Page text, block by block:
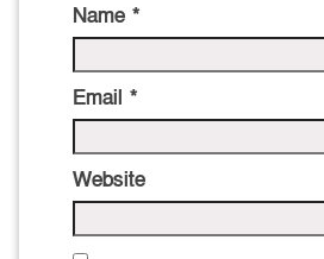
Name *
Email *
Website